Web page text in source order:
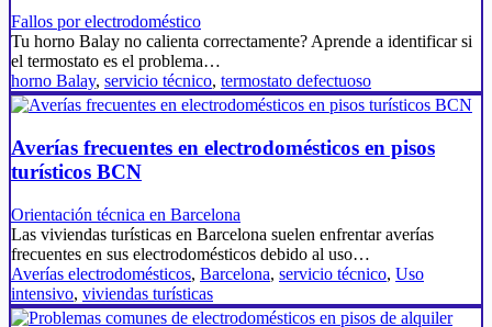
Fallos por electrodoméstico
Tu horno Balay no calienta correctamente? Aprende a identificar si
el termostato es el problema…
horno Balay, servicio técnico, termostato defectuoso
Averías frecuentes en electrodomésticos en pisos
turísticos BCN
Orientación técnica en Barcelona
Las viviendas turísticas en Barcelona suelen enfrentar averías
frecuentes en sus electrodomésticos debido al uso…
Averías electrodomésticos, Barcelona, servicio técnico, Uso
intensivo, viviendas turísticas